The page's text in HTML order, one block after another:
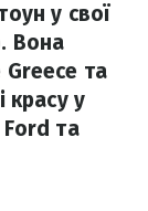
у свої
Вона
та
красу у
та